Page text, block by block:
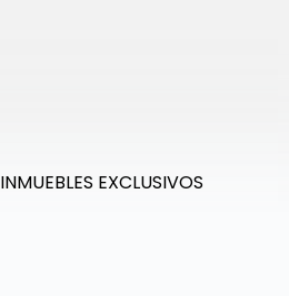
INMUEBLES EXCLUSIVOS